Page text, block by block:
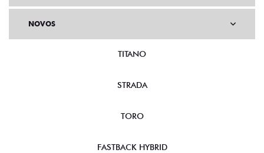
NOVOS
TITANO
STRADA
TORO
FASTBACK HYBRID